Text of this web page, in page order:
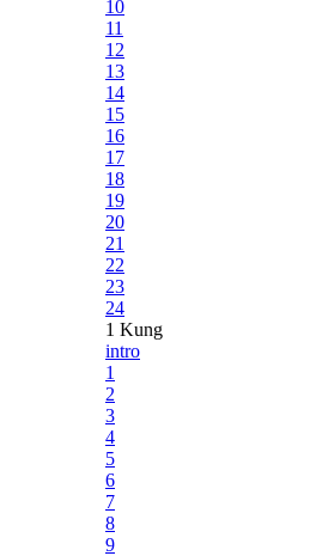
10
11
12
13
14
15
16
17
18
19
20
21
22
23
24
1 Kung
intro
1
2
3
4
5
6
7
8
9